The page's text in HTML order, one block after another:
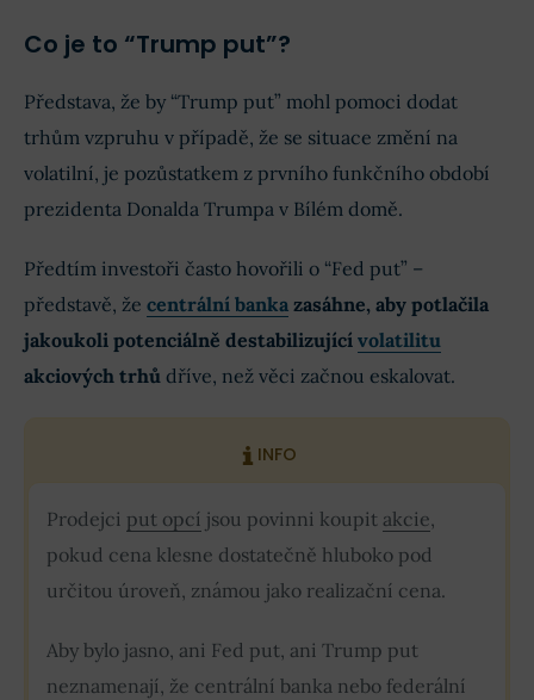
Co je to “Trump put”?
Představa, že by “Trump put” mohl pomoci dodat
trhům vzpruhu v případě, že se situace změní na
volatilní, je pozůstatkem z prvního funkčního období
prezidenta Donalda Trumpa v Bílém domě.
Předtím investoři často hovořili o “Fed put” –
představě, že centrální banka zasáhne, aby potlačila
jakoukoli potenciálně destabilizující volatilitu
akciových trhů dříve, než věci začnou eskalovat.
INFO
Prodejci put opcí jsou povinni koupit akcie,
pokud cena klesne dostatečně hluboko pod
určitou úroveň, známou jako realizační cena.
Aby bylo jasno, ani Fed put, ani Trump put
neznamenají, že centrální banka nebo federální